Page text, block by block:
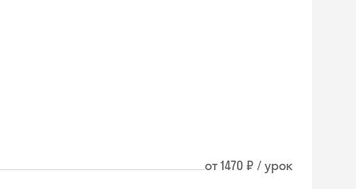
от 1470 ₽ / урок